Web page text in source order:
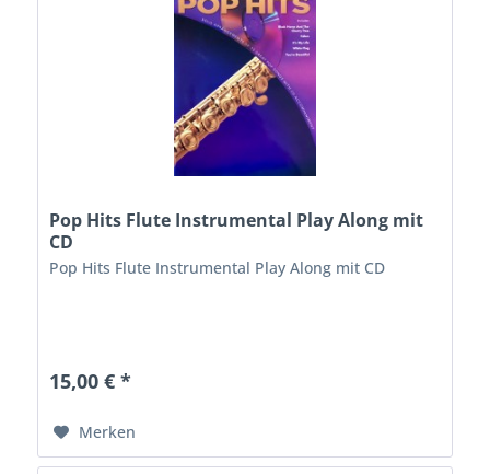
Pop Hits Flute Instrumental Play Along mit
CD
Pop Hits Flute Instrumental Play Along mit CD
15,00 € *
Merken